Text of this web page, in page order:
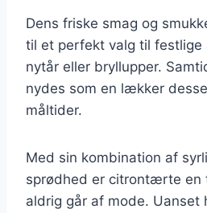
Dens friske smag og
til et perfekt valg til festlige
nytår eller bryllupper.
nydes som en lækker
måltider.
Med sin kombination af
sprødhed er citrontærte en
aldrig går af mode.